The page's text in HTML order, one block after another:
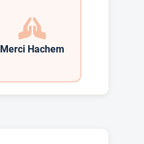
Merci Hachem